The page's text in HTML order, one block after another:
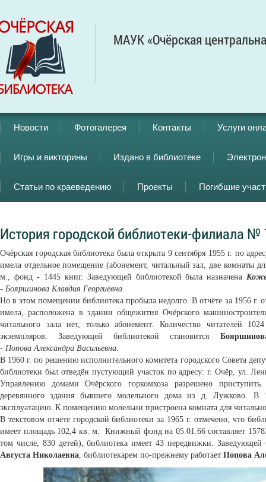
МАУК «Очёрская
Новости Фотогалерея Контакты Услуги
Игры и викторины Издано в библиотеке
Статьи по краеведению Проекты Погибшие
История городской библиотеки-филиала №
Очёрская городская библиотека была открыта 9 сентября 1955 г. по
имела отдельное помещение (абонемент, читальный зал, две комнаты
м., фонд - 1445 книг. Заведующей библиотекой была назначена
- Бояршинова Клавдия Георгиевна.
Но в этом помещении библиотека пробыла недолго. В отчёте за 1956 г.
имела, расположена в здании общежития Очёрского
читального зала нет, только абонемент. Количество читателей
экземпляров. Заведующей библиотекой становится
- Попова Александра Васильевна.
В 1960 г. по решению исполнительного комитета городского Совета
библиотеки был отведён пустующий участок по адресу: г. Очёр, ул.
Управлению домами Очёрского горкомхоза разрешено
деревянного здания бывшего молельного дома из д. Лужково.
эксплуатацию. К помещению молельни пристроена комната для
В текстовом отчёте городской библиотеки за 1965 г. отмечено, что
имеет площадь 102,4 кв. м. Книжный фонд на 05.01.66 составляет
том числе, 830 детей), библиотека имеет 43 передвижки. Заведующей
Августа Николаевна, библиотекарем по-прежнему работает Попова